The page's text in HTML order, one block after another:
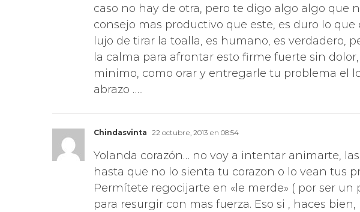
caso no hay de otra, pero te digo algo algo que
consejo mas productivo que este, es duro lo
lujo de tirar la toalla, es humano, es verdadero,
la calma para afrontar esto firme fuerte sin
minimo, como orar y entregarle tu problema el
abrazo …..
Chindasvinta 22 octubre, 2013 en 08:54
Yolanda corazón… no voy a intentar animarte,
hasta que no lo sienta tu corazon o lo vean tus
Permítete regocijarte en «le merde» ( por ser un
para resurgir con mas fuerza. Eso si , haces